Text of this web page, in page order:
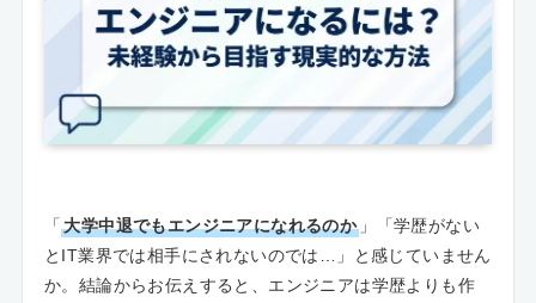
「大学中退でもエンジニアになれるのか 」「学歴がない
とIT業界では相手にされないのでは…」と感じていません
か。結論からお伝えすると、エンジニアは学歴よりも作